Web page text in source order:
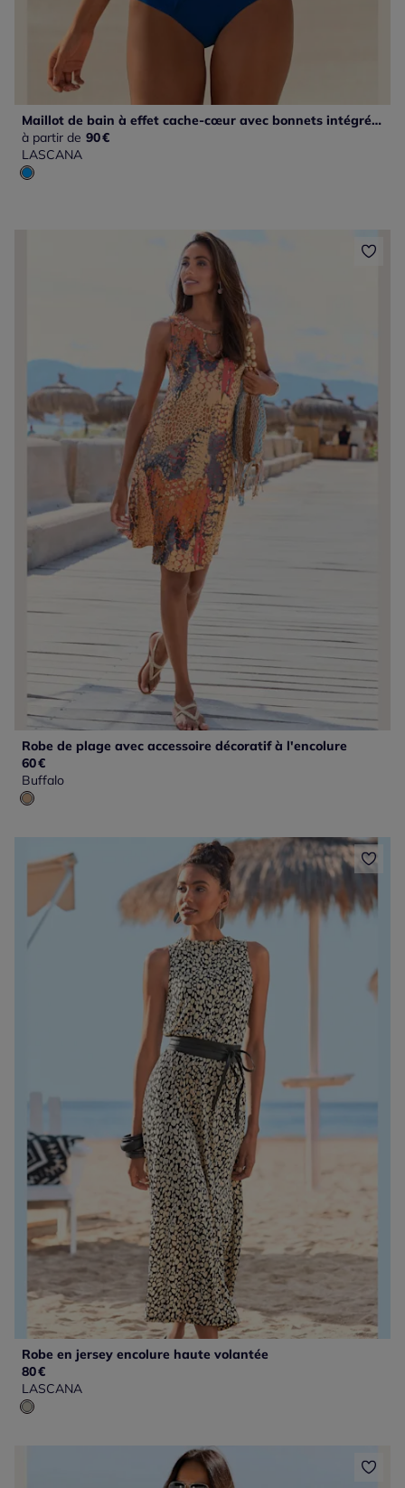
Maillot de bain à effet cache-cœur avec bonnets intégrés et bretelles réglables
à partir de 90€
LASCANA
Robe de plage avec accessoire décoratif à l'encolure
60€
Buffalo
Robe en jersey encolure haute volantée
80€
LASCANA